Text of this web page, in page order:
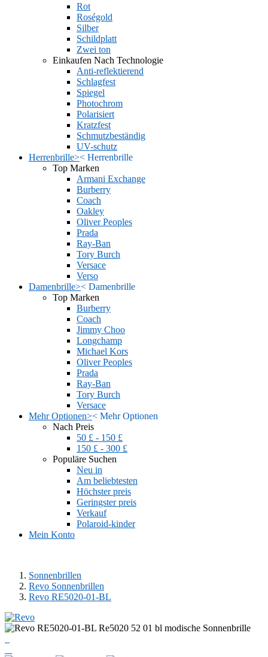
Rot
Roségold
Silber
Schildplatt
Zwei ton
Einkaufen Nach Technologie
Anti-reflektierend
Schlagfest
Spiegel
Photochrom
Polarisiert
Kratzfest
Schmutzbeständig
UV-schutz
Herrenbrille>< Herrenbrille
Top Marken
Armani Exchange
Burberry
Coach
Oakley
Oliver Peoples
Prada
Ray-Ban
Tory Burch
Versace
Verso
Damenbrille>< Damenbrille
Top Marken
Burberry
Coach
Jimmy Choo
Longchamp
Michael Kors
Oliver Peoples
Prada
Ray-Ban
Tory Burch
Versace
Mehr Optionen>< Mehr Optionen
Nach Preis
50 £ - 150 £
150 £ - 300 £
Populäre Suchen
Neu in
Am beliebtesten
Höchster preis
Geringster preis
Verkauf
Polaroid-kinder
Mein Konto
Sonnenbrillen
Revo Sonnenbrillen
Revo RE5020-01-BL